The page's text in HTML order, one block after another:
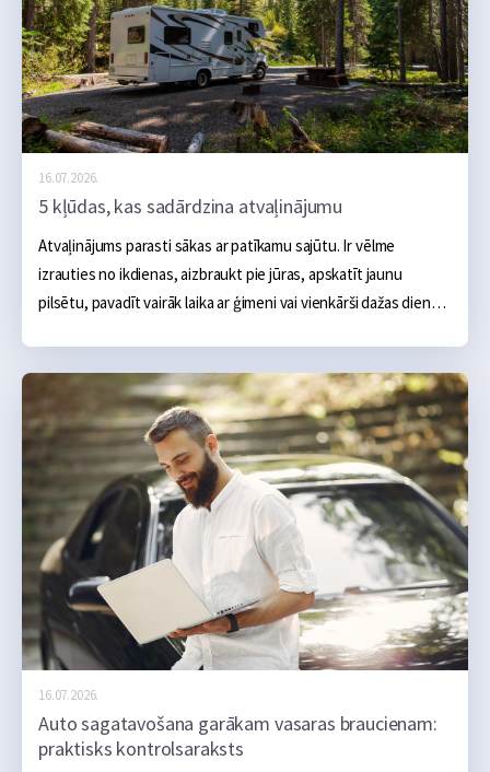
16.07.2026.
5 kļūdas, kas sadārdzina atvaļinājumu
Atvaļinājums parasti sākas ar patīkamu sajūtu. Ir vēlme
izrauties no ikdienas, aizbraukt pie jūras, apskatīt jaunu
pilsētu, pavadīt vairāk laika ar ģimeni vai vienkārši dažas dienas
praksē atvaļinājums bieži kļūst dārgāks nevis viena liela tēriņa
dēļ, bet vairāku mazu kļūdu dēļ, kas sakrājas kopā.
16.07.2026.
Auto sagatavošana garākam vasaras braucienam:
praktisks kontrolsaraksts